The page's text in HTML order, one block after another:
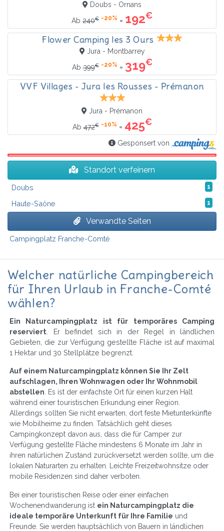
Doubs - Ornans
Ab 240€ -20% = 192€
Flower Camping les 3 Ours
Jura - Montbarrey
Ab399€ -20% = 319€
VVF Villages - Jura les Rousses - Prémanon
Jura - Prémanon
Ab472€ -10% = 425€
Gesponsert von
Standort verfeinern
Doubs 1
Haute-Saône 1
Verwandte Seiten
Campingplatz Franche-Comté
Welcher natürliche Campingbereich
für Ihren Urlaub in Franche-Comté
wählen?
Ein Naturcampingplatz ist für temporäres Camping
reserviert . Er befindet sich in der Regel in ländlichen
Gebieten, die zur Verfügung gestellte Fläche ist auf maximal
1 Hektar und 30 Stellplätze begrenzt.
Auf einem Naturcampingplatz können Sie Ihr Zelt
aufschlagen, Ihren Wohnwagen oder Ihr Wohnmobil
abstellen . Es ist der einfachste Ort für einen kurzen Halt
während einer touristischen Erkundung einer Region.
Allerdings sollten Sie nicht erwarten, dort feste Mietunterkünfte
wie Mobilheime zu finden. Tatsächlich geht dieses
Campingkonzept davon aus, dass die für Camper zur
Verfügung gestellte Fläche mindestens 6 Monate im Jahr in
ihren natürlichen Zustand zurückversetzt werden sollte, um die
lokalen Naturarten zu erhalten. Leichte Freizeitwohnsitze oder
mobile Residenzen sind daher verboten.
Bei einer touristischen Reise oder einer einfachen
Wochenendwanderung ist ein Naturcampingplatz die
ideale temporäre Unterkunft für Ihre Familie und
Freunde. Sie werden hauptsächlich von Bauern in ländlichen